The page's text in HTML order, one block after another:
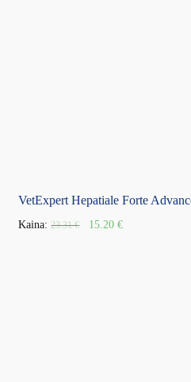
VetExpert Hepatiale Forte
Kaina:23.31€ 15.20€